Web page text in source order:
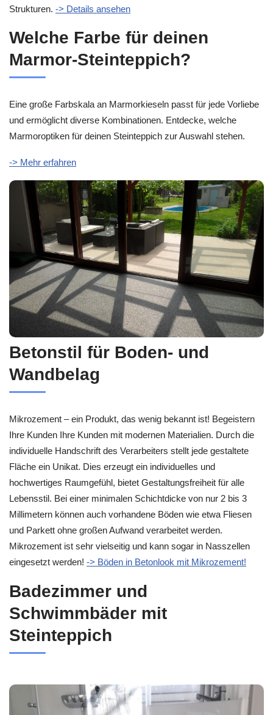
Strukturen. -> Details ansehen
Welche Farbe für deinen
Marmor-Steinteppich?
Eine große Farbskala an Marmorkieseln passt für jede Vorliebe
und ermöglicht diverse Kombinationen. Entdecke, welche
Marmoroptiken für deinen Steinteppich zur Auswahl stehen.
-> Mehr erfahren
Betonstil für Boden- und
Wandbelag
Mikrozement – ein Produkt, das wenig bekannt ist! Begeistern
Ihre Kunden Ihre Kunden mit modernen Materialien. Durch die
individuelle Handschrift des Verarbeiters stellt jede gestaltete
Fläche ein Unikat. Dies erzeugt ein individuelles und
hochwertiges Raumgefühl, bietet Gestaltungsfreiheit für alle
Lebensstil. Bei einer minimalen Schichtdicke von nur 2 bis 3
Millimetern können auch vorhandene Böden wie etwa Fliesen
und Parkett ohne großen Aufwand verarbeitet werden.
Mikrozement ist sehr vielseitig und kann sogar in Nasszellen
eingesetzt werden! -> Böden in Betonlook mit Mikrozement!
Badezimmer und
Schwimmbäder mit
Steinteppich